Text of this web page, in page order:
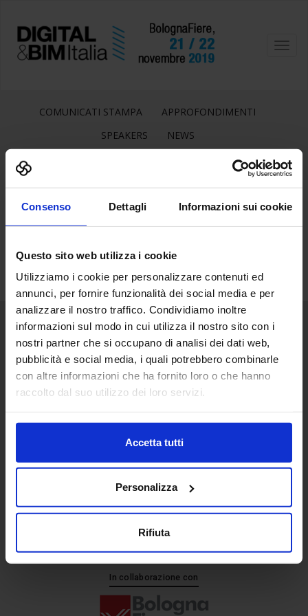
Consenso Dettagli Informazioni sui cookie
Questo sito web utilizza i cookie
Utilizziamo i cookie per personalizzare contenuti ed
annunci, per fornire funzionalità dei social media e per
analizzare il nostro traffico. Condividiamo inoltre
informazioni sul modo in cui utilizza il nostro sito con i
nostri partner che si occupano di analisi dei dati web,
pubblicità e social media, i quali potrebbero combinarle
con altre informazioni che ha fornito loro o che hanno
raccolto dal suo utilizzo dei loro servizi.
Accetta tutti
Personalizza
Rifiuta
COMUNICATI STAMPA
APPROFONDIMENTI
SPEAKERS
NEWS
Senaf srl
+ 39 051.325511
+ 39 02.332039460
In collaborazione con